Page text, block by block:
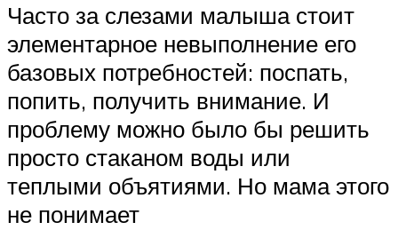
Часто за слезами малыша стоит
элементарное невыполнение его
базовых потребностей: поспать,
попить, получить внимание. И
проблему можно было бы решить
просто стаканом воды или
теплыми объятиями. Но мама этого
не понимает